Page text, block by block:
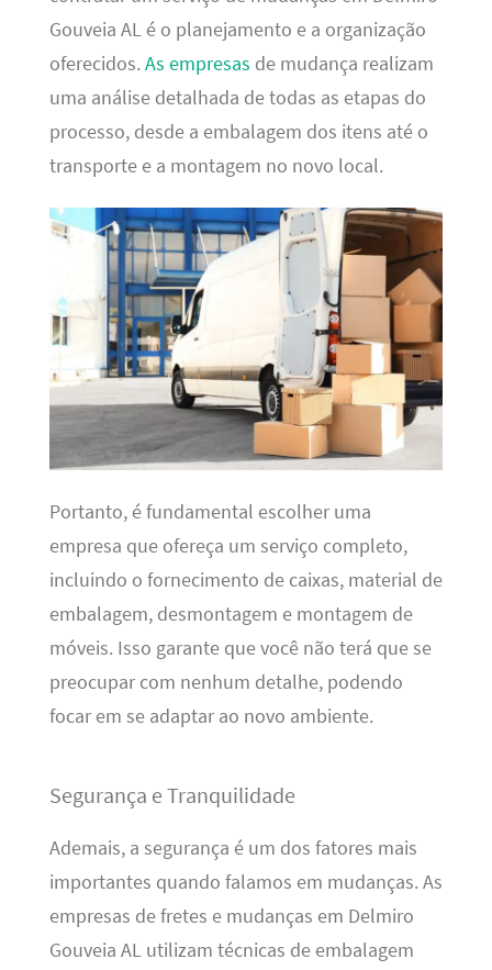
Gouveia AL é o planejamento e a organização
oferecidos. As empresas de mudança realizam
uma análise detalhada de todas as etapas do
processo, desde a embalagem dos itens até o
transporte e a montagem no novo local.
Portanto, é fundamental escolher uma
empresa que ofereça um serviço completo,
incluindo o fornecimento de caixas, material de
embalagem, desmontagem e montagem de
móveis. Isso garante que você não terá que se
preocupar com nenhum detalhe, podendo
focar em se adaptar ao novo ambiente.
Segurança e Tranquilidade
Ademais, a segurança é um dos fatores mais
importantes quando falamos em mudanças. As
empresas de fretes e mudanças em Delmiro
Gouveia AL utilizam técnicas de embalagem